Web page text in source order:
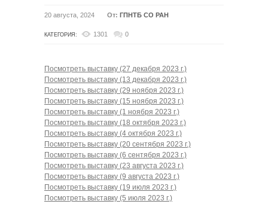
20 августа, 2024 От: ГПНТБ СО РАН
КАТЕГОРИЯ: 1301 0
Посмотреть выставку (27 декабря 2023 г.)
Посмотреть выставку (13 декабря 2023 г.)
Посмотреть выставку (29 ноября 2023 г.)
Посмотреть выставку (15 ноября 2023 г.)
Посмотреть выставку (1 ноября 2023 г.)
Посмотреть выставку (18 октября 2023 г.)
Посмотреть выставку (4 октября 2023 г.)
Посмотреть выставку (20 сентября 2023 г.)
Посмотреть выставку (6 сентября 2023 г.)
Посмотреть выставку (23 августа 2023 г.)
Посмотреть выставку (9 августа 2023 г.)
Посмотреть выставку (19 июля 2023 г.)
Посмотреть выставку (5 июля 2023 г.)